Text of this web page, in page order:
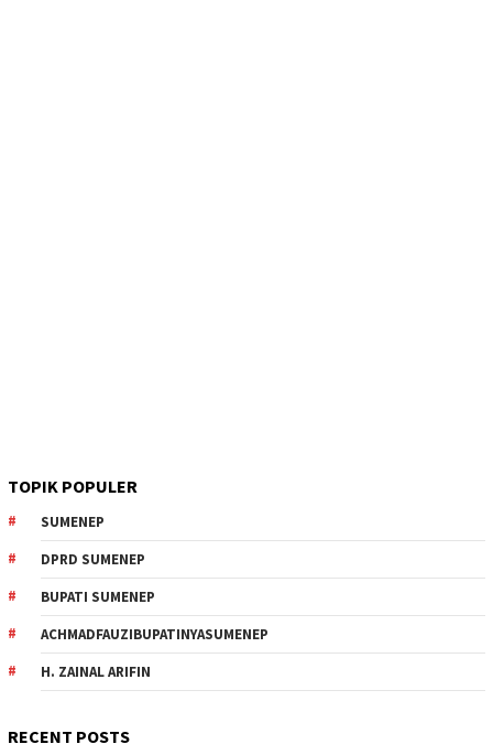
TOPIK POPULER
SUMENEP
DPRD SUMENEP
BUPATI SUMENEP
ACHMADFAUZIBUPATINYASUMENEP
H. ZAINAL ARIFIN
RECENT POSTS